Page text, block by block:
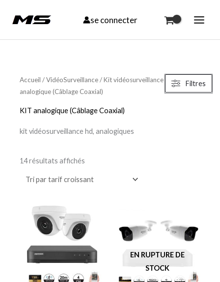
se connecter
Filtres
Accueil /VidéoSurveillance/Kit vidéosurveillance / KIT
analogique (Câblage Coaxial)
KIT analogique (Câblage Coaxial)
kit vidéosurveillance hd, analogiques
14 résultats affichés
par
croissant
EN RUPTURE DE
STOCK